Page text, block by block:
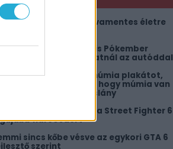
Apple is rámegy a kávamentes életre
is jobb, mint egy kis Pókember
mielőtt elindulhatnál az autóddal
Londonban A múmia plakátot,
mondja a Warner, hogy múmia van
nem egy halott kislány
a játékosok a Street Fighter 6
harcosáért
sincs kőbe vésve az egykori GTA 6
szerint